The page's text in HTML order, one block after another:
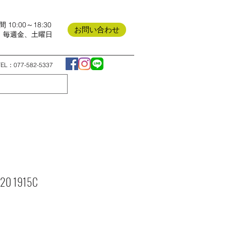
10:00～18:30
週金、土曜日
お問い合わせ
：077-582-5337
1915C